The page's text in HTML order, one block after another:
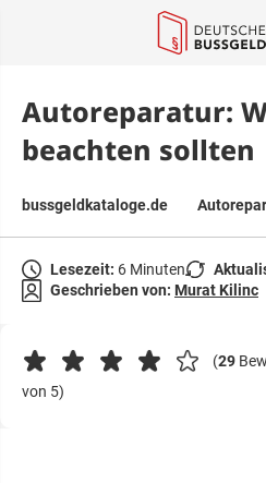
Autoreparatur:
beachten sollten
bussgeldkataloge.de
Lesezeit: 6 Minuten
Geschrieben von: Murat Kilinc
(29
von 5)